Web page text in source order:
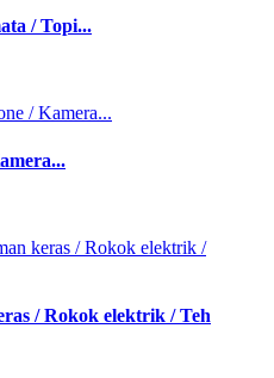
/ Topi...
/ Rokok elektrik / Teh